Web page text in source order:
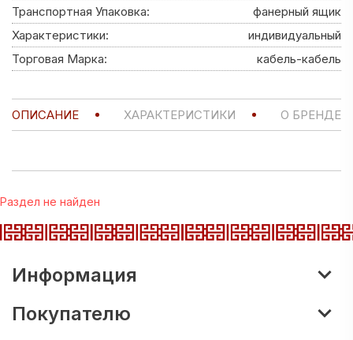
Транспортная Упаковка:
фанерный ящик
Характеристики:
индивидуальный
Торговая Марка:
кабель-кабель
ОПИСАНИЕ ХАРАКТЕРИСТИКИ О БРЕНДЕ
Раздел не найден
Информация
Покупателю